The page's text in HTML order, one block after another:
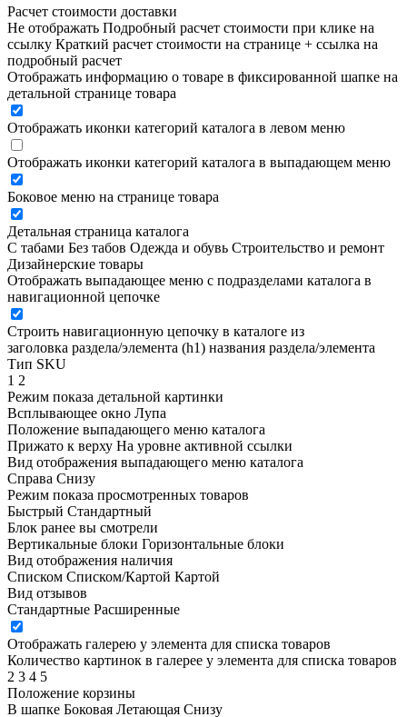
Расчет стоимости доставки
Не отображать Подробный расчет стоимости при клике на
ссылку Краткий расчет стоимости на странице + ссылка на
подробный расчет
Отображать информацию о товаре в фиксированной шапке на
детальной странице товара
Отображать иконки категорий каталога в левом меню
Отображать иконки категорий каталога в выпадающем меню
Боковое меню на странице товара
Детальная страница каталога
С табами Без табов Одежда и обувь Строительство и ремонт
Дизайнерские товары
Отображать выпадающее меню с подразделами каталога в
навигационной цепочке
Строить навигационную цепочку в каталоге из
заголовка раздела/элемента (h1) названия раздела/элемента
Тип SKU
1 2
Режим показа детальной картинки
Всплывающее окно Лупа
Положение выпадающего меню каталога
Прижато к верху На уровне активной ссылки
Вид отображения выпадающего меню каталога
Справа Снизу
Режим показа просмотренных товаров
Быстрый Стандартный
Блок ранее вы смотрели
Вертикальные блоки Горизонтальные блоки
Вид отображения наличия
Списком Списком/Картой Картой
Вид отзывов
Стандартные Расширенные
Отображать галерею у элемента для списка товаров
Количество картинок в галерее у элемента для списка товаров
2 3 4 5
Положение корзины
В шапке Боковая Летающая Снизу